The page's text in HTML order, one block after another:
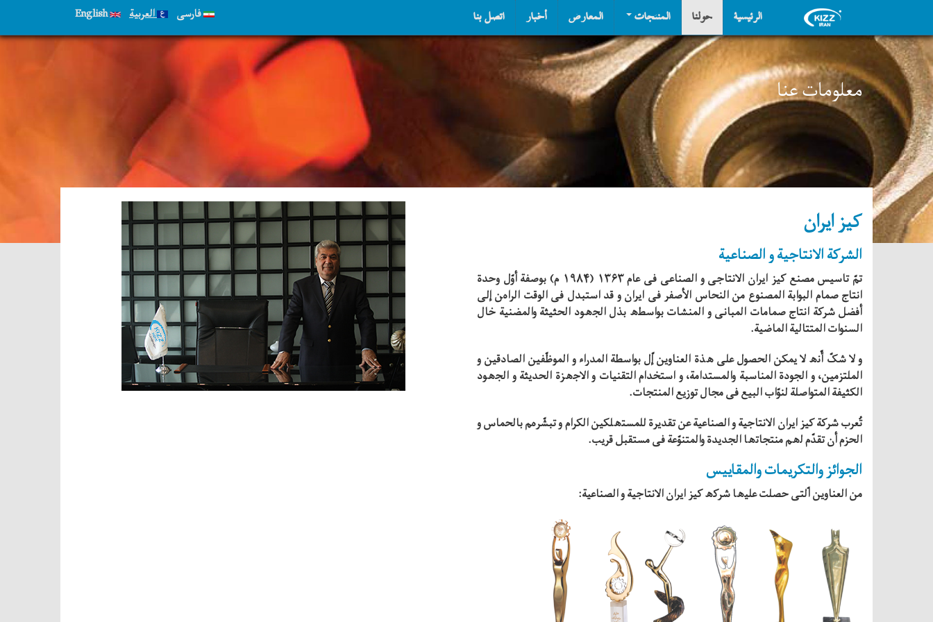
اتصل بنا أخبار المعارض المنتجات حولنا الرئيسية English العربية فارسی
معلومات عنا
کیز ایران
الشركة الانتاجیة و الصناعیة
تمّ تاسیس مصنع كیز ایران الانتاجی و الصناعی فی عام ۱۳۶۳ (۱۹۸۴ م) بوصفة أوّل وحدة
انتاج صمام البوابة المصنوع من النحاس الأصفر فی ایران و قد استبدل فی الوقت الراهن إلی
أفضل شركة انتاج صمامات المبانی و المنشات بواسطه بذل الجهود الحثیثة والمضنیة خال
السنوات المتتالیة الماضیة.
و لا شکّ أّنه لا یمكن الحصول علی هذة العناوین إّل بواسطة المدراء و الموظّفین الصادقین و
الملتزمین، و الجودة المناسبة والمستدامة، و استخدام التقنیات و الاجهزة الحدیثة و الجهود
الكثیفة المتواصلة لنوّاب البیع فی مجال توزیع المنتجات.
تُعرب شركة كیز ایران الانتاجیة و الصناعیة عن تقدیرة للمستهلكین الكرام و تبشّرهم بالحماس و
الحزم أن تقدّم لهم منتجاتها الجدیدة والمتنوّعة فی مستقبل قریب.
الجوائز والتكريمات والمقاييس
من العناوین اّلتی حصلت علیها شركه كیز ایران الانتاجیة و الصناعیة: